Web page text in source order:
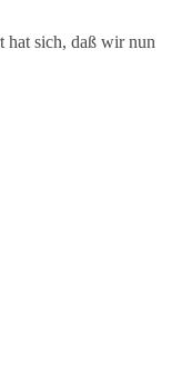
hat sich, daß wir nun